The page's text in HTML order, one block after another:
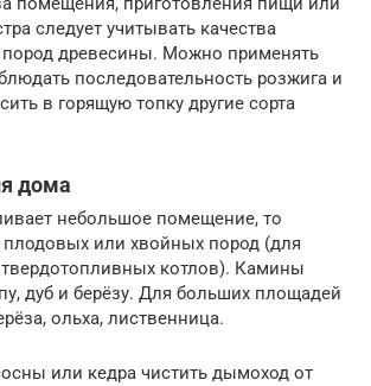
следует учитывать качества
пород древесины. Можно применять
последовательность розжига и
в горящую топку другие сорта
дома
небольшое помещение, то
плодовых или хвойных пород (для
котлов). Камины
дуб и берёзу. Для больших площадей
ольха, лиственница.
или кедра чистить дымоход от